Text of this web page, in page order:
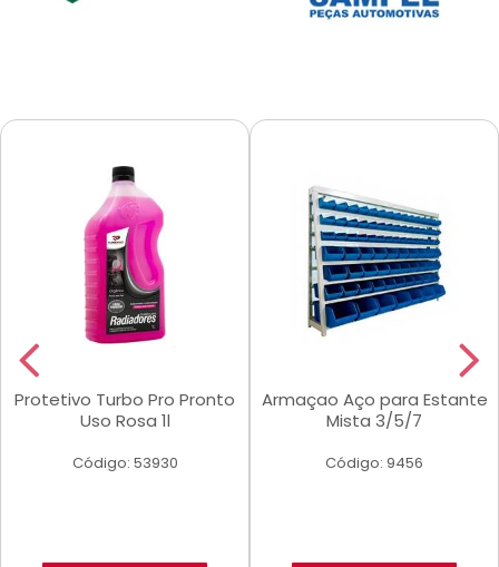
Protetivo Turbo Pro Pronto
Uso Rosa 1l
Código: 53930
Armaçao Aço para Estante
Mista 3/5/7
Código: 9456